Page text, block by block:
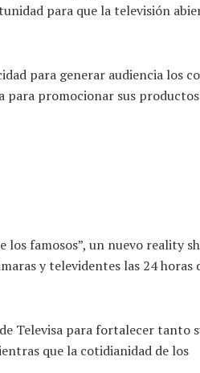
para que la televisión
para generar audiencia los
para promocionar sus
los famosos”, un nuevo reality
y televidentes las 24 horas
Televisa para fortalecer tanto
que la cotidianidad de los